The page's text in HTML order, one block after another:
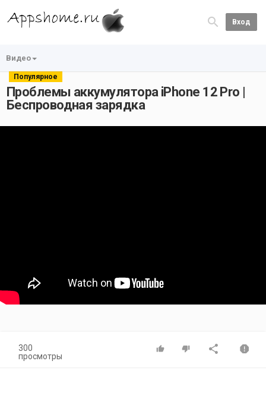
Вход
Видео
Популярное
Проблемы аккумулятора iPhone 12 Pro |
Беспроводная зарядка
300
просмотры